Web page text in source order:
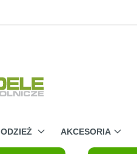
ODZIEŻ AKCESORIA